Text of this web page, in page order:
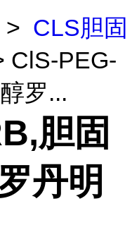
> CLS胆固
ClS-PEG-
罗...
胆固
丹明